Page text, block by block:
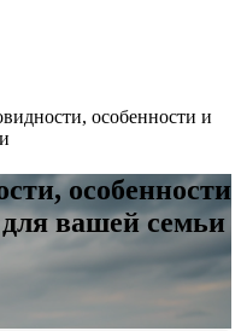
особенности и
особенности
вашей семьи